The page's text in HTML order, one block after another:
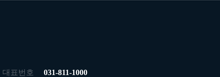
대표번호
031-811-1000